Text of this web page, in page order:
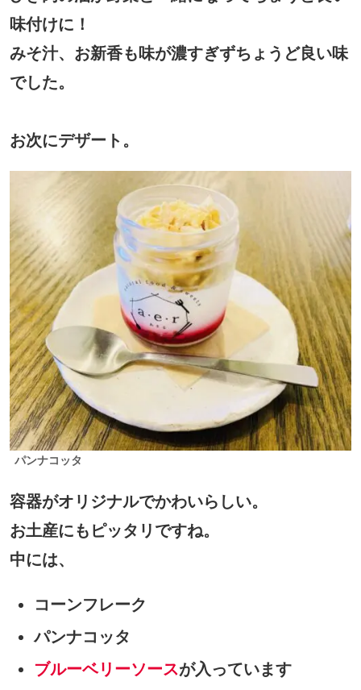
味付けに！
みそ汁、お新香も味が濃すぎずちょうど良い味
でした。
お次にデザート。
パンナコッタ
容器がオリジナルでかわいらしい。
お土産にもピッタリですね。
中には、
コーンフレーク
パンナコッタ
ブルーベリーソースが入っています